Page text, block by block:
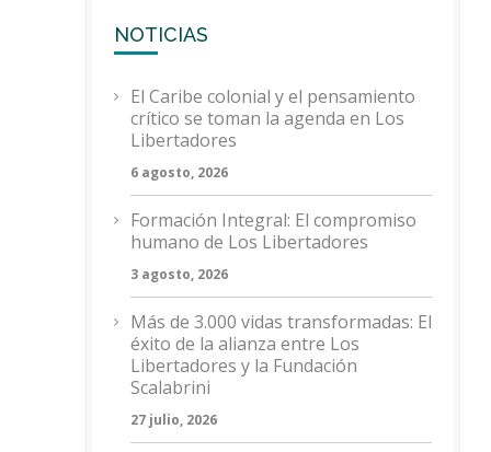
NOTICIAS
El Caribe colonial y el pensamiento
crítico se toman la agenda en Los
Libertadores
6 agosto, 2026
Formación Integral: El compromiso
humano de Los Libertadores
3 agosto, 2026
Más de 3.000 vidas transformadas: El
éxito de la alianza entre Los
Libertadores y la Fundación
Scalabrini
27 julio, 2026